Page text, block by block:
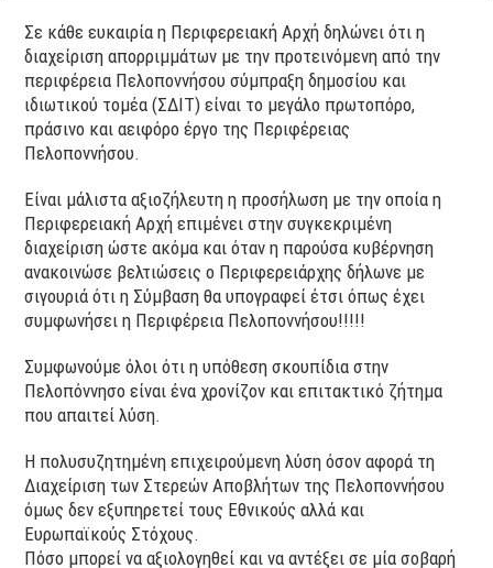
Σε κάθε ευκαιρία η Περιφερειακή Αρχή δηλώνει ότι η
διαχείριση απορριμμάτων με την προτεινόμενη από την
περιφέρεια Πελοποννήσου σύμπραξη δημοσίου και
ιδιωτικού τομέα (ΣΔΙΤ) είναι το μεγάλο πρωτοπόρο,
πράσινο και αειφόρο έργο της Περιφέρειας
Πελοποννήσου.
Είναι μάλιστα αξιοζήλευτη η προσήλωση με την οποία η
Περιφερειακή Αρχή επιμένει στην συγκεκριμένη
διαχείριση ώστε ακόμα και όταν η παρούσα κυβέρνηση
ανακοινώσε βελτιώσεις ο Περιφερειάρχης δήλωνε με
σιγουριά ότι η Σύμβαση θα υπογραφεί έτσι όπως έχει
συμφωνήσει η Περιφέρεια Πελοποννήσου!!!!!
Συμφωνούμε όλοι ότι η υπόθεση σκουπίδια στην
Πελοπόννησο είναι ένα χρονίζον και επιτακτικό ζήτημα
που απαιτεί λύση.
Η πολυσυζητημένη επιχειρούμενη λύση όσον αφορά τη
Διαχείριση των Στερεών Αποβλήτων της Πελοποννήσου
όμως δεν εξυπηρετεί τους Εθνικούς αλλά και
Ευρωπαϊκούς Στόχους.
Πόσο μπορεί να αξιολογηθεί και να αντέξει σε μία σοβαρή